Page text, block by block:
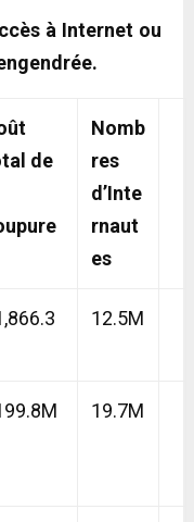
à Internet ou
de
Nomb
res
d’Inte
rnaut
es
12.5M
19.7M